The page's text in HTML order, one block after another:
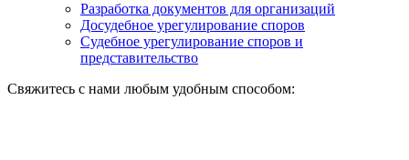
Разработка документов для организаций
Досудебное урегулирование споров
Судебное урегулирование споров и
представительство
Свяжитесь с нами любым удобным способом: